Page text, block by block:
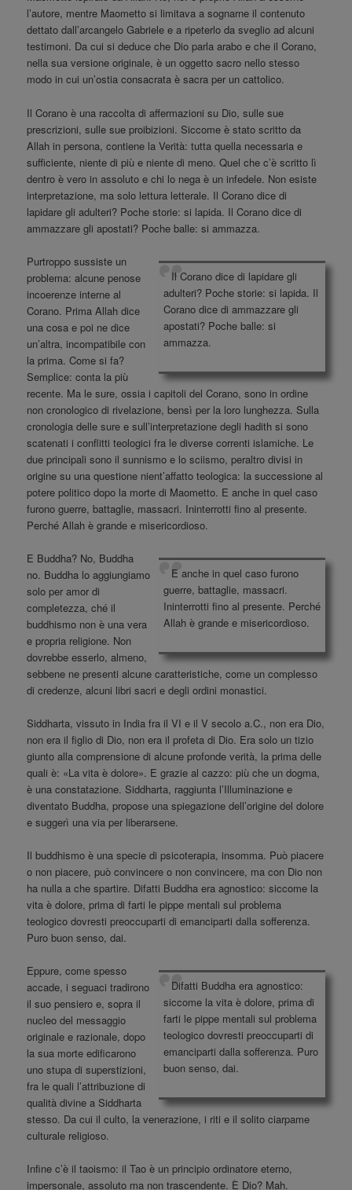
l’autore, mentre Maometto si limitava a sognarne il contenuto
dettato dall’arcangelo Gabriele e a ripeterlo da sveglio ad alcuni
testimoni. Da cui si deduce che Dio parla arabo e che il Corano,
nella sua versione originale, è un oggetto sacro nello stesso
modo in cui un’ostia consacrata è sacra per un cattolico.
Il Corano è una raccolta di affermazioni su Dio, sulle sue
prescrizioni, sulle sue proibizioni. Siccome è stato scritto da
Allah in persona, contiene la Verità: tutta quella necessaria e
sufficiente, niente di più e niente di meno. Quel che c’è scritto lì
dentro è vero in assoluto e chi lo nega è un infedele. Non esiste
interpretazione, ma solo lettura letterale. Il Corano dice di
lapidare gli adulteri? Poche storie: si lapida. Il Corano dice di
ammazzare gli apostati? Poche balle: si ammazza.
Il Corano dice di lapidare gli
adulteri? Poche storie: si lapida. Il
Corano dice di ammazzare gli
apostati? Poche balle: si
ammazza.
Purtroppo sussiste un
problema: alcune penose
incoerenze interne al
Corano. Prima Allah dice
una cosa e poi ne dice
un’altra, incompatibile con
la prima. Come si fa?
Semplice: conta la più
recente. Ma le sure, ossia i capitoli del Corano, sono in ordine
non cronologico di rivelazione, bensì per la loro lunghezza. Sulla
cronologia delle sure e sull’interpretazione degli hadith si sono
scatenati i conflitti teologici fra le diverse correnti islamiche. Le
due principali sono il sunnismo e lo sciismo, peraltro divisi in
origine su una questione nient’affatto teologica: la successione al
potere politico dopo la morte di Maometto. E anche in quel caso
furono guerre, battaglie, massacri. Ininterrotti fino al presente.
Perché Allah è grande e misericordioso.
E anche in quel caso furono
guerre, battaglie, massacri.
Ininterrotti fino al presente. Perché
Allah è grande e misericordioso.
E Buddha? No, Buddha
no. Buddha lo aggiungiamo
solo per amor di
completezza, ché il
buddhismo non è una vera
e propria religione. Non
dovrebbe esserlo, almeno,
sebbene ne presenti alcune caratteristiche, come un complesso
di credenze, alcuni libri sacri e degli ordini monastici.
Siddharta, vissuto in India fra il VI e il V secolo a.C., non era Dio,
non era il figlio di Dio, non era il profeta di Dio. Era solo un tizio
giunto alla comprensione di alcune profonde verità, la prima delle
quali è: «La vita è dolore». E grazie al cazzo: più che un dogma,
è una constatazione. Siddharta, raggiunta l’Illuminazione e
diventato Buddha, propose una spiegazione dell’origine del dolore
e suggerì una via per liberarsene.
Il buddhismo è una specie di psicoterapia, insomma. Può piacere
o non piacere, può convincere o non convincere, ma con Dio non
ha nulla a che spartire. Difatti Buddha era agnostico: siccome la
vita è dolore, prima di farti le pippe mentali sul problema
teologico dovresti preoccuparti di emanciparti dalla sofferenza.
Puro buon senso, dai.
Difatti Buddha era agnostico:
siccome la vita è dolore, prima di
farti le pippe mentali sul problema
teologico dovresti preoccuparti di
emanciparti dalla sofferenza. Puro
buon senso, dai.
Eppure, come spesso
accade, i seguaci tradirono
il suo pensiero e, sopra il
nucleo del messaggio
originale e razionale, dopo
la sua morte edificarono
uno stupa di superstizioni,
fra le quali l’attribuzione di
qualità divine a Siddharta
stesso. Da cui il culto, la venerazione, i riti e il solito ciarpame
culturale religioso.
Infine c’è il taoismo: il Tao è un principio ordinatore eterno,
impersonale, assoluto ma non trascendente. È Dio? Mah.